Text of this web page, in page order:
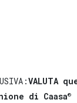
VALUTA
di Caasa®